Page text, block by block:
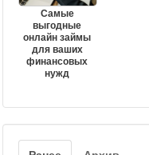
Самые
выгодные
онлайн займы
для ваших
финансовых
нужд